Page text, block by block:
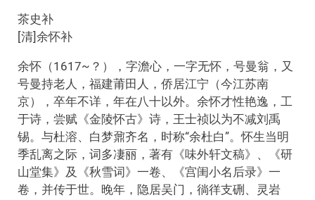
茶史补
[清]余怀补
余怀（1617~？），字澹心，一字无怀，号曼翁，又
号曼持老人，福建莆田人，侨居江宁（今江苏南
京），卒年不详，年在八十以外。余怀才性艳逸，工
于诗，尝赋《金陵怀古》诗，王士祯以为不减刘禹
锡。与杜溶、白梦鼐齐名，时称“余杜白”。怀生当明
季乱离之际，词多凄丽，著有《味外轩文稿》、《研
山堂集》及《秋雪词》一卷、《宫闺小名后录》一
卷，并传于世。晚年，隐居吴门，徜徉支硎、灵岩